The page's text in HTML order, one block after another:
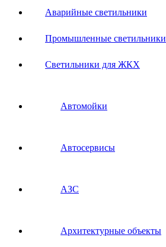
Аварийные светильники
Промышленные светильники
Светильники для ЖКХ
Автомойки
Автосервисы
АЗС
Архитектурные объекты